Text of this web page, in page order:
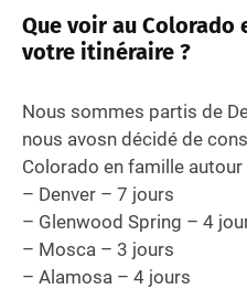
Comment occupiez-
trajets? Quelle sorte
dépensé dans le
Des idées de circuits
Que voir au Colorado
votre itinéraire ?
Nous sommes partis de
nous avosn décidé de
Colorado en famille
– Denver – 7 jours
– Glenwood Spring – 4
– Mosca – 3 jours
– Alamosa – 4 jours